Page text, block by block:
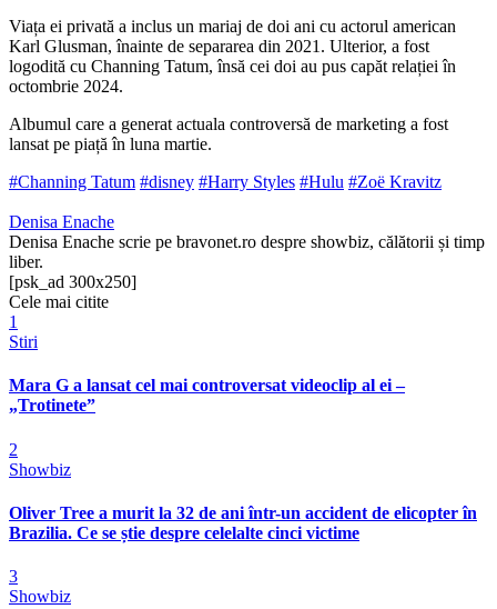
Viața ei privată a inclus un mariaj de doi ani cu actorul american
Karl Glusman, înainte de separarea din 2021. Ulterior, a fost
logodită cu Channing Tatum, însă cei doi au pus capăt relației în
octombrie 2024.
Albumul care a generat actuala controversă de marketing a fost
lansat pe piață în luna martie.
#Channing Tatum #disney #Harry Styles #Hulu #Zoë Kravitz
Denisa Enache
Denisa Enache scrie pe bravonet.ro despre showbiz, călătorii și timp
liber.
[psk_ad 300x250]
Cele mai citite
1
Stiri
Mara G a lansat cel mai controversat videoclip al ei –
„Trotinete”
2
Showbiz
Oliver Tree a murit la 32 de ani într-un accident de elicopter în
Brazilia. Ce se știe despre celelalte cinci victime
3
Showbiz